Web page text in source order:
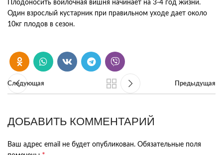
Плодоносить войлочная вишня начинает на 3-4 год жизни.
Один взрослый кустарник при правильном уходе дает около
10кг плодов в сезон.
Следующая Предыдущая
ДОБАВИТЬ КОММЕНТАРИЙ
Ваш адрес email не будет опубликован. Обязательные поля